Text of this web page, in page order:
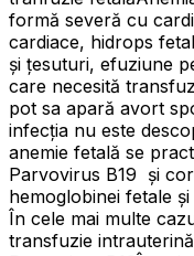
formă severă cu
cardiace, hidrops
și țesuturi, efuziune
care necesită
pot sa apară avort
infecția nu este
anemie fetală se
Parvovirus B19 și
hemoglobinei fetale
În cele mai multe
transfuzie